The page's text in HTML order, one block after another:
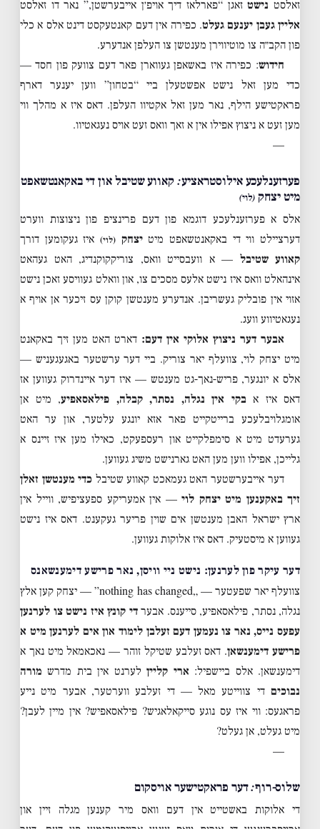
זאלסט נישטזאגן “פארלאז דיך אויפ׳ן אייבערשטן,” נאר דו זאלסט
אליין געבן יענעם געלט. כפירה אין דעם קאנטעקסט דינט אלס א כלי
פון הקב״ה צו מוטיווירן מענטשן צו העלפן אנדערע.
חידוש: כפירה איז באשאפן געווארן פאר דעם צוועק פון חסד —
כדי מען זאל נישט אפשטעלן ביי “בטחון” ווען יענער דארף
פראקטישע הילף, נאר מען זאל אקטיוו העלפן. דאס איז א מהלך ווי
מען זעט א ניצוץ אפילו אין א זאך וואס זעט אויס נעגאטיוו.
—
פערזענלעכע אילוסטראציע: קאווע שטיבל און די באקאנטשאפט
מיט יצחק (לוי)
אלס א פערזענלעכע דוגמא פון דעם פרינציפ פון ניצוצות ווערט
דערציילט ווי די באקאנטשאפט מיטיצחק (לוי) איז געקומען דורך
קאווע שטיבל — א וועבסייט וואס, צוריקקוקנדיג, האט געהאט
אינהאלט וואס איז נישט אלעס מסכים צו, און וואלט געוויסע זאכן נישט
אזוי אין פובליק געשריבן. אנדערע מענטשן קוקן עס זיכער אן אויף א
נעגאטיווע וועג.
אבער דער ניצוץ אלוקי אין דעם: דארט האט מען זיך באקאנט
מיט יצחק לוי, צוועלף יאר צוריק. ביי דער ערשטער באגעגעניש —
אלס א יונגער, פריש-נאך-גט מענטש — איז דער איינדרוק געווען אז
דאס איז אבקי אין נגלה, נסתר, קבלה, פילאסאפיע, מיט אן
אומגלויבלעכע ברייטקייט פאר אזא יונגע עלטער, און ער האט
גערעדט מיט א סימפלקייט און רעספעקט, כאילו מען איז זיינס א
גלייכן, אפילו ווען מען האט גארנישט משיג געווען.
דער אייבערשטער האט געמאכט קאווע שטיבל כדי מענטשן זאלן
זיך באקענען מיט יצחק לוי — אין אמעריקע ספעציפיש, ווייל אין
ארץ ישראל האבן מענטשן אים שוין פריער געקענט. דאס איז נישט
געווען א מיסטעיק. דאס איז אלוקות געווען.
דער עיקר פון לערנען: נישט ניי וויסן, נאר פרישע דימענשאנס
צוועלף יאר שפעטער — „nothing has changed” — יצחק קען אלץ
נגלה, נסתר, פילאסאפיע, סייענס. אבערדי קונץ איז נישט צו לערנען
עפעס נייס, נאר צו נעמען דעם זעלבן לימוד און אים לערנען מיט א
פרישע דימענשאן. דאס זעלבע שטיקל זוהר — נאכאמאל מיט נאך א
דימענשאן. אלס ביישפיל: ארי קלייןלערנט אין בית מדרש מורה
נבוכים די צווייטע מאל — די זעלבע ווערטער, אבער מיט נייע
פראגעס: ווי איז עס נוגע סייקאלאגיש? פילאסאפיש? אין מיין לעבן?
מיט געלט, אן געלט?
—
שלוס-רוף: דער פראקטישער אויסקום
די אלוקות באשטייט אין דעם וואס מיר קענען מגלה זיין און